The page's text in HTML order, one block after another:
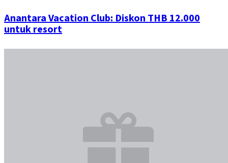
Anantara Vacation Club: Diskon THB 12.000
untuk resort